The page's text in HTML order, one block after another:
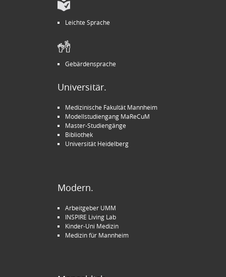
Leichte Sprache
Gebärdensprache
Universitär.
Medizinische Fakultät Mannheim
Modellstudiengang MaReCuM
Master-Studiengänge
Bibliothek
Universität Heidelberg
Modern.
Arbeitgeber UMM
INSPIRE Living Lab
Kinder-Uni Medizin
Medizin für Mannheim